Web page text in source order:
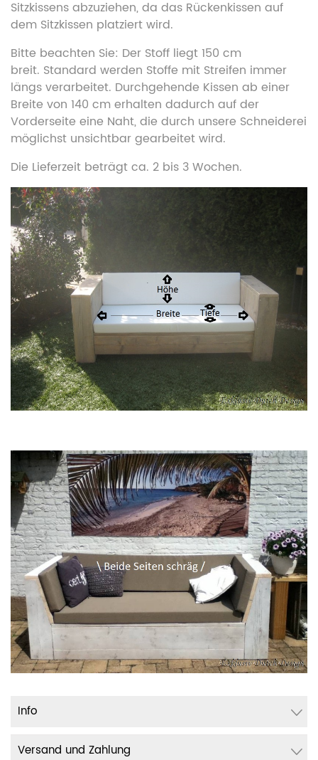
Sitzkissens abzuziehen, da das Rückenkissen auf
dem Sitzkissen platziert wird.
Bitte beachten Sie: Der Stoff liegt 150 cm
breit. Standard werden Stoffe mit Streifen immer
längs verarbeitet. Durchgehende Kissen ab einer
Breite von 140 cm erhalten dadurch auf der
Vorderseite eine Naht, die durch unsere Schneiderei
möglichst unsichtbar gearbeitet wird.
Die Lieferzeit beträgt ca. 2 bis 3 Wochen.
Info
Versand und Zahlung